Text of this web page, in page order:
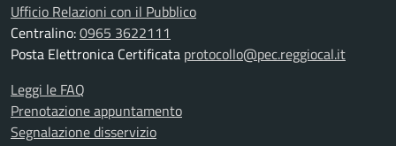
Ufficio Relazioni con il Pubblico
Centralino:0965 3622111
Posta Elettronica Certificata protocollo@pec.reggiocal.it
Leggi le FAQ
Prenotazione appuntamento
Segnalazione disservizio